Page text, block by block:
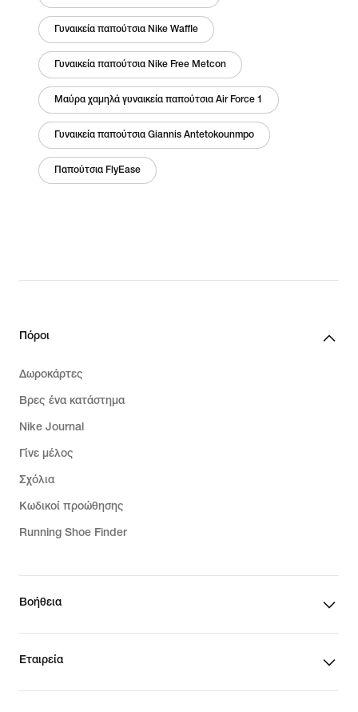
Γυναικεία παπούτσια Nike Waffle
Γυναικεία παπούτσια Nike Free Metcon
Μαύρα χαμηλά γυναικεία παπούτσια Air Force 1
Γυναικεία παπούτσια Giannis Antetokounmpo
Παπούτσια FlyEase
Πόροι
Δωροκάρτες
Βρες ένα κατάστημα
Nike Journal
Γίνε μέλος
Σχόλια
Κωδικοί προώθησης
Running Shoe Finder
Βοήθεια
Εταιρεία